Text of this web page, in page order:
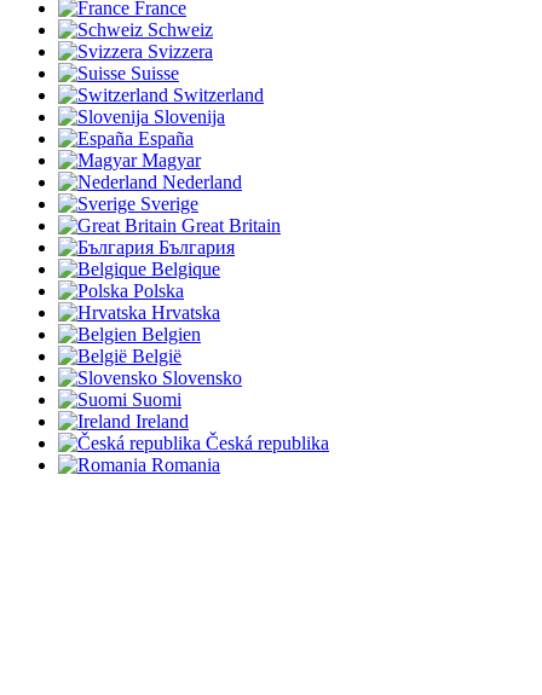
France
Schweiz
Svizzera
Suisse
Switzerland
Slovenija
España
Magyar
Nederland
Sverige
Great Britain
България
Belgique
Polska
Hrvatska
Belgien
België
Slovensko
Suomi
Ireland
Česká republika
Romania